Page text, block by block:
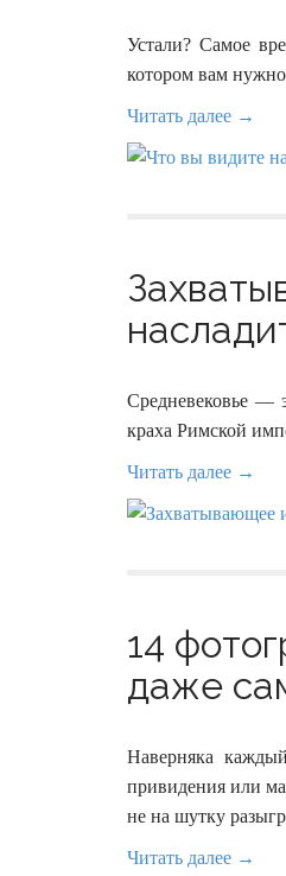
Устали? Самое
котором вам
Читать далее →
Средневековье —
краха Римской
Читать далее →
14
даже
Наверняка
привидения или
не на шутку
Читать далее →